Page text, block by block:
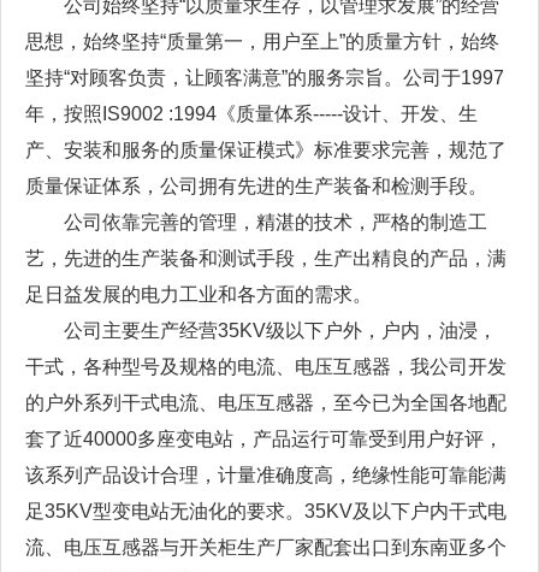
公司始终坚持“以质量求生存，以管理求发展”的经营
思想，始终坚持“质量第一，用户至上”的质量方针，始终
坚持“对顾客负责，让顾客满意”的服务宗旨。公司于1997
年，按照IS9002 :1994《质量体系-----设计、开发、生
产、安装和服务的质量保证模式》标准要求完善，规范了
质量保证体系，公司拥有先进的生产装备和检测手段。
公司依靠完善的管理，精湛的技术，严格的制造工
艺，先进的生产装备和测试手段，生产出精良的产品，满
足日益发展的电力工业和各方面的需求。
公司主要生产经营35KV级以下户外，户内，油浸，
干式，各种型号及规格的电流、电压互感器，我公司开发
的户外系列干式电流、电压互感器，至今已为全国各地配
套了近40000多座变电站，产品运行可靠受到用户好评，
该系列产品设计合理，计量准确度高，绝缘性能可靠能满
足35KV型变电站无油化的要求。35KV及以下户内干式电
流、电压互感器与开关柜生产厂家配套出口到东南亚多个